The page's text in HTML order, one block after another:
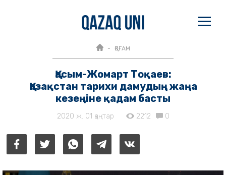
ҚОҒАМ
Қасым-Жомарт Тоқаев:
Қазақстан тарихи дамудың жаңа
кезеңіне қадам басты
2020 ж. 01 қаңтар 2212 0